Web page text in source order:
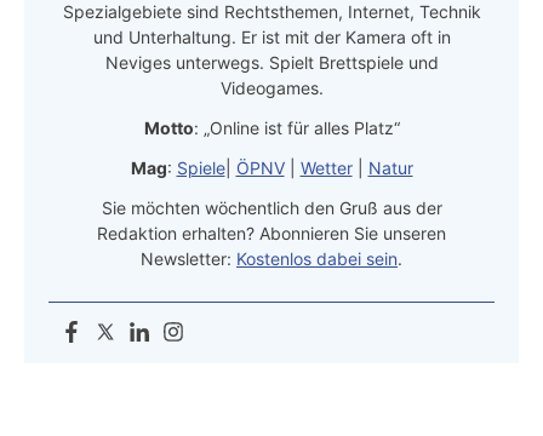
Spezialgebiete sind Rechtsthemen, Internet, Technik
und Unterhaltung. Er ist mit der Kamera oft in
Neviges unterwegs. Spielt Brettspiele und
Videogames.
Motto: „Online ist für alles Platz“
Mag: Spiele| ÖPNV| Wetter| Natur
Sie möchten wöchentlich den Gruß aus der
Redaktion erhalten? Abonnieren Sie unseren
Newsletter: Kostenlos dabei sein.